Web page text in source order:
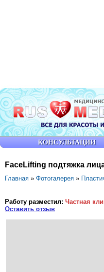
FaceLifting подтяжка
Главная » Фотогалерея »
Работу разместил: Частная
Оставить отзыв
КОНСУЛЬТАЦИИ